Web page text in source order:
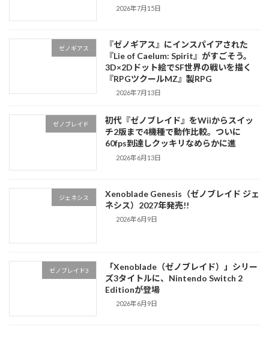
2026年7月15日
ゼノギアス
『ゼノギアス』にインスパイアされた
『Lie of Caelum: Spirit』がすごそう。
3D×2Dドット絵でSF世界の戦いを描く
『RPGツクールMZ』製RPG
2026年7月13日
ゼノブレイド
初代『ゼノブレイド』をWiiからスイッ
チ2版まで4機種で動作比較。ついに
60fps到達しクッキリなめらかに進
2026年6月13日
ジェネシス
Xenoblade Genesis（ゼノブレイド ジェ
ネシス）2027年発売!!
2026年6月9日
ゼノブレイド3
「Xenoblade（ゼノブレイド）」シリー
ズ3タイトルに、Nintendo Switch 2
Editionが登場
2026年6月9日